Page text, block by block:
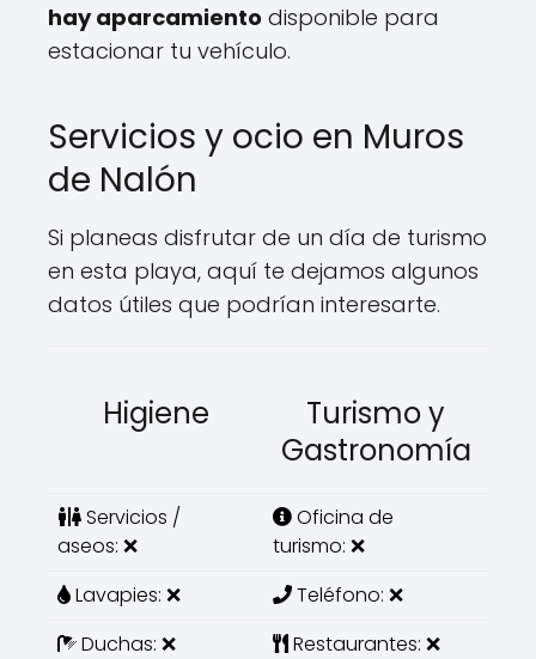
hay aparcamiento disponible para
estacionar tu vehículo.
Servicios y ocio en Muros
de Nalón
Si planeas disfrutar de un día de turismo
en esta playa, aquí te dejamos algunos
datos útiles que podrían interesarte.
Higiene
Turismo y
Gastronomía
Servicios /
aseos: ❌
Oficina de
turismo: ❌
Lavapies: ❌
Teléfono: ❌
Duchas: ❌
Restaurantes: ❌